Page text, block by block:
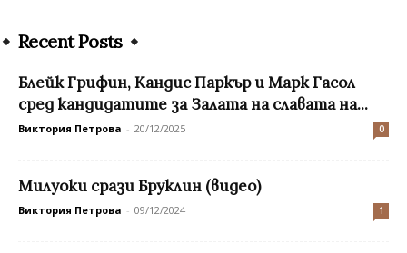
Recent Posts
Блейк Грифин, Кандис Паркър и Марк Гасол
сред кандидатите за Залата на славата на...
Виктория Петрова - 20/12/2025 0
Милуоки срази Бруклин (видео)
Виктория Петрова - 09/12/2024 1